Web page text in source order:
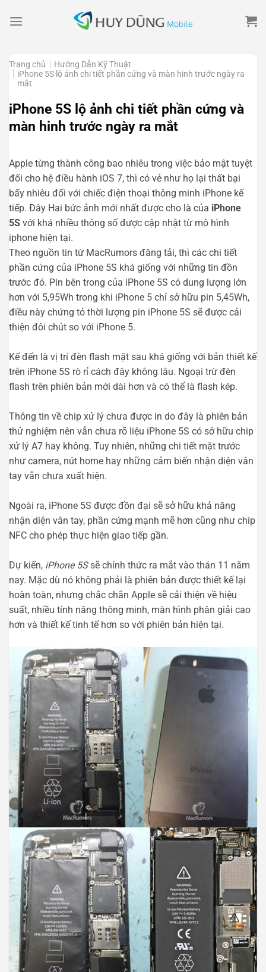
Trang chủ
Hướng Dẫn Kỹ Thuật
iPhone 5S lộ ảnh chi tiết phần cứng và màn hinh trước ngày ra
mắt
iPhone 5S lộ ảnh chi tiết phần cứng và
màn hinh trước ngày ra mắt
Apple từng thành công bao nhiêu trong việc bảo mật tuyệt
đối cho hệ điều hành iOS 7, thì có vẻ như họ lại thất bại
bấy nhiêu đối với chiếc điện thoại thông minh iPhone kế
tiếp. Đây Hai bức ảnh mới nhất được cho là của iPhone
5S với khá nhiều thông số được cập nhật từ mô hình
iphone hiện tại.
Theo nguồn tin từ MacRumors đăng tải, thì các chi tiết
phần cứng của iPhone 5S khá giống với những tin đồn
trước đó. Pin bên trong của iPhone 5S có dung lượng lớn
hơn với 5,95Wh trong khi iPhone 5 chỉ sở hữu pin 5,45Wh,
điều này chứng tỏ thời lượng pin iPhone 5S sẽ được cải
thiện đôi chút so với iPhone 5.
Kế đến là vị trí đèn flash mặt sau khá giống với bản thiết kế
trên iPhone 5S rò rỉ cách đây không lâu. Ngoại trừ đèn
flash trên phiên bản mới dài hơn và có thể là flash kép.
Thông tin về chip xử lý chưa được in do đây là phiên bản
thử nghiệm nên vẫn chưa rõ liệu iPhone 5S có sở hữu chip
xử lý A7 hay không. Tuy nhiên, những chi tiết mặt trước
như camera, nút home hay những cảm biến nhận diện vân
tay vẫn chưa xuất hiện.
Ngoài ra, iPhone 5S được đồn đại sẽ sở hữu khả năng
nhận diện vân tay, phần cứng mạnh mẽ hơn cũng như chip
NFC cho phép thực hiện giao tiếp gần.
Dự kiến, iPhone 5Ssẽ chính thức ra mắt vào thán 11 năm
nay. Mặc dù nó không phải là phiên bản được thiết kế lại
hoàn toàn, nhưng chắc chắn Apple sẽ cải thiện về hiệu
suất, nhiều tính năng thông minh, màn hình phân giải cao
hơn và thiết kế tinh tế hơn so với phiên bản hiện tại.